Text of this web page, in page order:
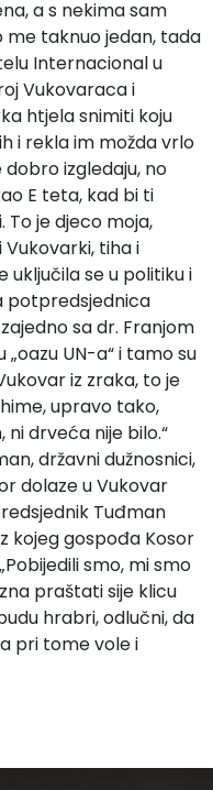
a s nekima sam
me taknuo jedan, tada
Internacional u
Vukovaraca i
htjela snimiti koju
i rekla im možda vrlo
izgledaju, no
E teta, kad bi ti
To je djeco moja,
tiha i
uključila se u politiku i
potpredsjednica
sa dr. Franjom
UN-a“ i tamo su
iz zraka, to je
upravo tako,
drveća nije bilo.“
državni dužnosnici,
dolaze u Vukovar
Tuđman
kojeg gospođa Kosor
smo, mi smo
praštati sije klicu
hrabri, odlučni, da
pri tome vole i